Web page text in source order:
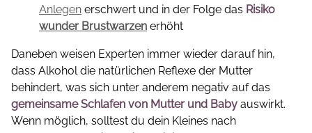
Anlegen erschwert und in der Folge das Risiko
wunder Brustwarzen erhöht
Daneben weisen Experten immer wieder darauf hin,
dass Alkohol die natürlichen Reflexe der Mutter
behindert, was sich unter anderem negativ auf das
gemeinsame Schlafen von Mutter und Baby auswirkt.
Wenn möglich, solltest du dein Kleines nach